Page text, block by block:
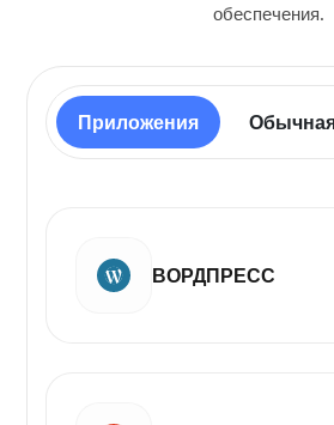
обеспечения.
Приложения
ВОРДПРЕСС